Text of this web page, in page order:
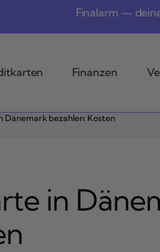
Finalarm —
Finanzen
Dänemark bezahlen: Kosten
in